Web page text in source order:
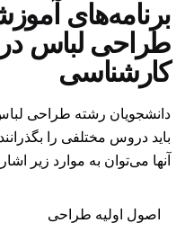
برنامه‌های
طراحی لباس در
کارشناسی
دانشجویان رشته طراحی
باید دروس مختلفی را
آنها می‌توان به موارد زیر
اصول اولیه طراحی